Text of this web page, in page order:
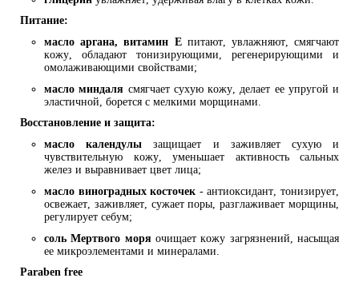
Питание:
масло аргана, витамин Епитают, увлажняют, смягчают
кожу, обладают тонизирующими, регенерирующими и
омолаживающими свойствами;
масло миндаля смягчает сухую кожу, делает ее упругой и
эластичной, борется с мелкими морщинами.
Восстановление и защита:
масло календулызащищает и заживляет сухую и
чувствительную кожу, уменьшает активность сальных
желез и выравнивает цвет лица;
масло виноградных косточек - антиоксидант, тонизирует,
освежает, заживляет, сужает поры, разглаживает морщины,
регулирует себум;
соль Мертвого моря очищает кожу загрязнений, насыщая
ее микроэлементами и минералами.
Paraben free